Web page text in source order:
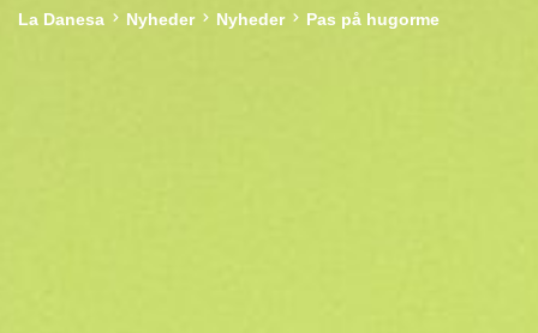
La Danesa Nyheder Nyheder Pas på hugorme